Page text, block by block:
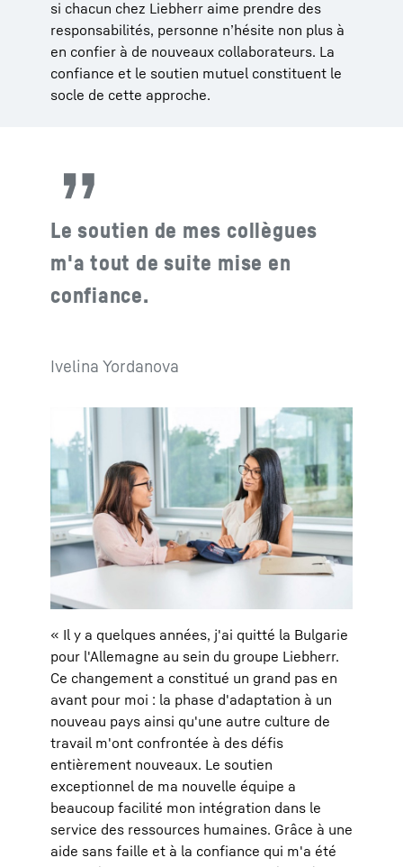
si chacun chez Liebherr aime prendre des
responsabilités, personne n’hésite non plus à
en confier à de nouveaux collaborateurs. La
confiance et le soutien mutuel constituent le
socle de cette approche.
Le soutien de mes collègues
m'a tout de suite mise en
confiance.
Ivelina Yordanova
« Il y a quelques années, j'ai quitté la Bulgarie
pour l'Allemagne au sein du groupe Liebherr.
Ce changement a constitué un grand pas en
avant pour moi : la phase d'adaptation à un
nouveau pays ainsi qu'une autre culture de
travail m'ont confrontée à des défis
entièrement nouveaux. Le soutien
exceptionnel de ma nouvelle équipe a
beaucoup facilité mon intégration dans le
service des ressources humaines. Grâce à une
aide sans faille et à la confiance qui m'a été